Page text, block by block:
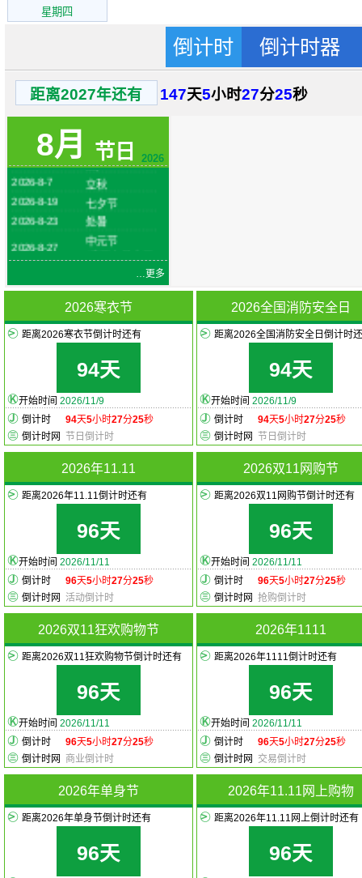
星期四
倒计时 倒计时器
距离2027年还有 147天5小时27分25秒
8月 节日 2026
2026-8-1 建军节
2026-8-6
火把节
四)
2026-8-7
立秋
2026-8-19
七夕节
2026-8-23
处暑
中元节
(农历七月十五)
…更多
2026寒衣节
距离2026寒衣节倒计时还有
94天
开始时间 2026/11/9
倒计时
94天5小时27分25秒
倒计时网
节日倒计时
2026全国消防安全日
距离2026全国消防安全日倒计时
94天
开始时间 2026/11/9
倒计时
94天5小时27分25秒
倒计时网
节日倒计时
2026年11.11
距离2026年11.11倒计时还有
96天
开始时间 2026/11/11
倒计时
96天5小时27分25秒
倒计时网 活动倒计时
2026双11网购节
距离2026双11网购节倒计时还有
96天
开始时间 2026/11/11
倒计时
96天5小时27分25秒
倒计时网 抢购倒计时
2026双11狂欢购物节
距离2026双11狂欢购物节倒计时还有
96天
开始时间 2026/11/11
倒计时
96天5小时27分25秒
倒计时网
商业倒计时
2026年1111
距离2026年1111倒计时还有
96天
开始时间 2026/11/11
倒计时
96天5小时27分25秒
倒计时网
交易倒计时
2026年单身节
距离2026年单身节倒计时还有
96天
2026年11.11网上购物
距离2026年11.11网上倒计时还有
96天